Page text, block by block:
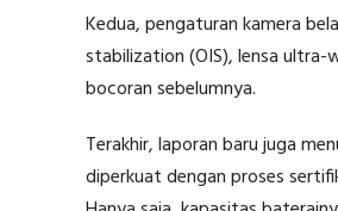
Kedua, pengaturan kamera
stabilization (OIS), lensa ultra-
bocoran sebelumnya.
Terakhir, laporan baru juga
diperkuat dengan proses